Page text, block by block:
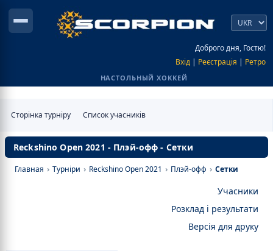
Доброго дня, Гостю!
Вхід | Реєстрація | Ретро
НАСТОЛЬНЫЙ ХОККЕЙ
Сторінка турніру Список учасників
Reckshino Open 2021 - Плэй-офф - Сетки
Главная › Турніри › Reckshino Open 2021 › Плэй-офф › Сетки
Учасники
Розклад і результати
Версія для друку